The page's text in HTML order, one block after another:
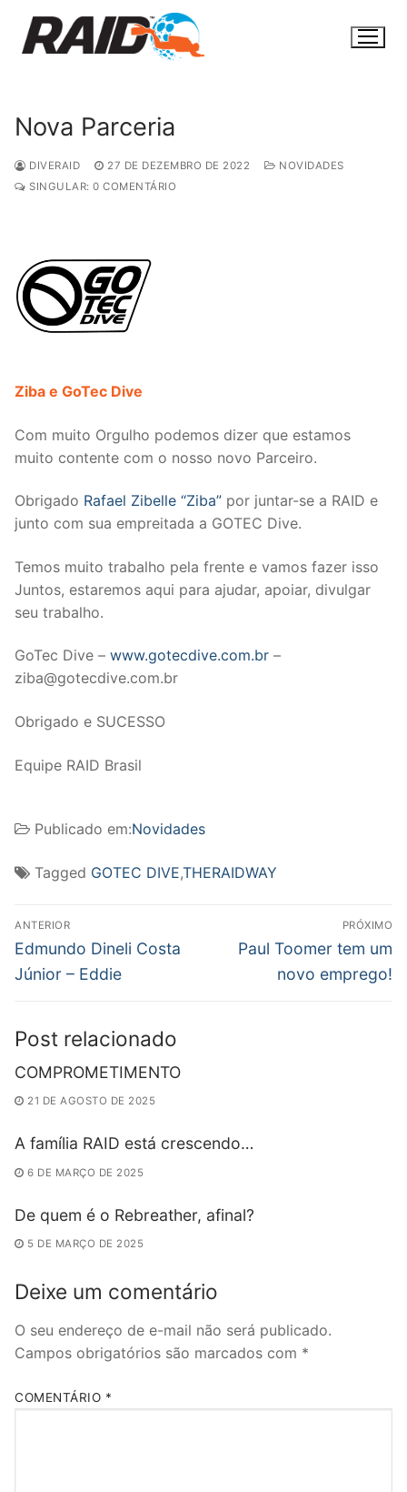
para
Nova Parceria
DIVERAID 27 DE DEZEMBRO DE 2022
NOVIDADES
SINGULAR: 0 COMENTÁRIO
Ziba e GoTec Dive
Com muito Orgulho podemos dizer que estamos
muito contente com o nosso novo Parceiro.
Obrigado Rafael Zibelle “Ziba” por juntar-se a RAID e
junto com sua empreitada a GOTEC Dive.
Temos muito trabalho pela frente e vamos fazer isso
Juntos, estaremos aqui para ajudar, apoiar, divulgar
seu trabalho.
GoTec Dive – www.gotecdive.com.br –
ziba@gotecdive.com.br
Obrigado e SUCESSO
Equipe RAID Brasil
Publicado em:Novidades
Tagged GOTEC DIVE,THERAIDWAY
Navegação
de
Post
ANTERIOR
Post
anterior:
Edmundo Dineli Costa
Júnior – Eddie
PRÓXIMO
Próximo
Paul Toomer tem um
novo emprego!
Post relacionado
COMPROMETIMENTO
21 DE AGOSTO DE 2025
A família RAID está crescendo…
6 DE MARÇO DE 2025
De quem é o Rebreather, afinal?
5 DE MARÇO DE 2025
Deixe um comentário
O seu endereço de e-mail não será publicado.
Campos obrigatórios são marcados com *
COMENTÁRIO *